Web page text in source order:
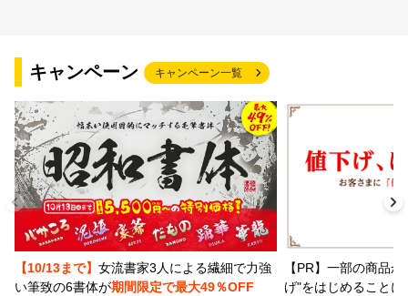
キャンペーン キャンペーン一覧
【10/13まで】 女流書家3人による繊細で力強
い筆致の6書体が期間限定で最大49％OFF
【PR】一部の商品
げ"をはじめること